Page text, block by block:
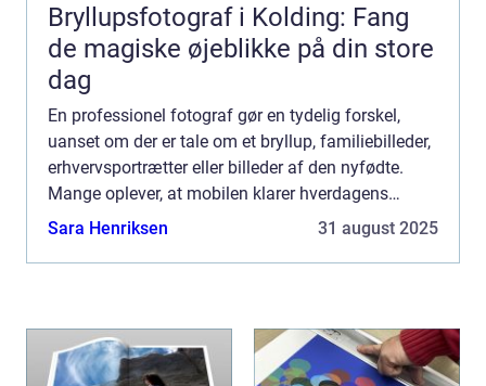
Bryllupsfotograf i Kolding: Fang
de magiske øjeblikke på din store
dag
En professionel fotograf gør en tydelig forskel,
uanset om der er tale om et bryllup, familiebilleder,
erhvervsportrætter eller billeder af den nyfødte.
Mange oplever, at mobilen klarer hverdagens
snapshots fint, men når øjeblikket kun sker én
Sara Henriksen 31 august 2025